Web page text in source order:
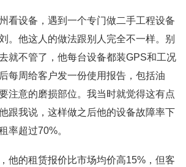
看设备，遇到一个专门做二手工程设备
。他这人的做法跟别人完全不一样。别
就不管了，他每台设备都装GPS和工况
每周给客户发一份使用报告，包括油
注意的磨损部位。我当时就觉得这有点
跟我说，这样做之后他的设备故障率下
率超过70%。
他的租赁报价比市场均价高15%，但客